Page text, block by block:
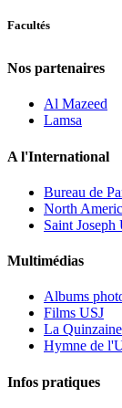
Facultés
Nos partenaires
Al Mazeed
Lamsa
A l'International
Bureau de
North
Saint
Multimédias
Albums
Films USJ
La Quinzaine
Hymne de
Infos pratiques